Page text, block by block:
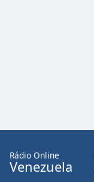
Reset
Rádio Online
Venezuela